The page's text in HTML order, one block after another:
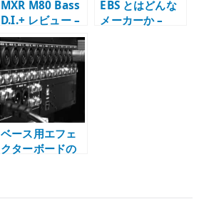
MXR M80 Bass
D.I.+ レビュー –
Clean、Color、
Distortion の使
い分け
EBS とはどんな
メーカーか –
ベース用エフェ
クターボードの